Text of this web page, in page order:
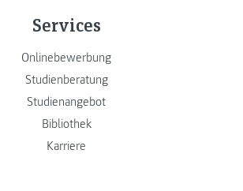
Services
Onlinebewerbung
Studienberatung
Studienangebot
Bibliothek
Karriere